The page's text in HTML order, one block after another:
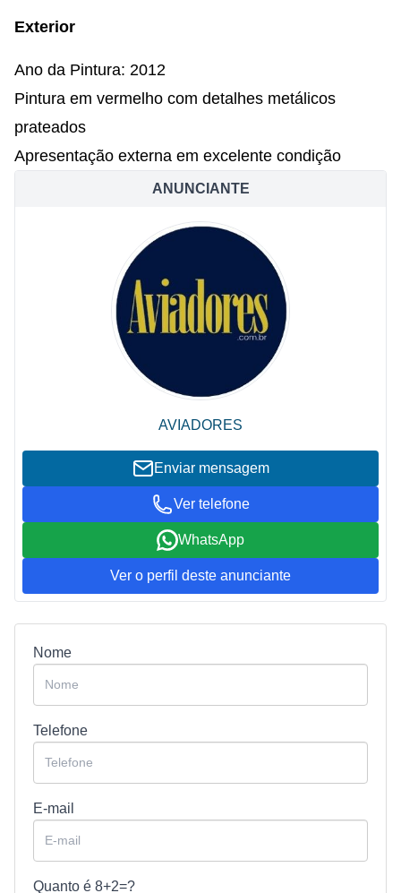
Exterior
Ano da Pintura: 2012
Pintura em vermelho com detalhes metálicos
prateados
Apresentação externa em excelente condição
ANUNCIANTE
AVIADORES
Enviar mensagem
Ver telefone
WhatsApp
Ver o perfil deste anunciante
Nome
Telefone
E-mail
Quanto é 8+2=?